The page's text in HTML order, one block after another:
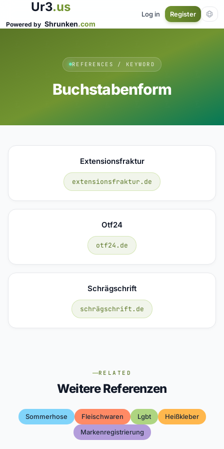
Ur3.us
Powered by Shrunken.com
Log in Register
REFERENCES / KEYWORD
Buchstabenform
Extensionsfraktur
extensionsfraktur.de
Otf24
otf24.de
Schrägschrift
schrägschrift.de
RELATED
Weitere Referenzen
Sommerhose Fleischwaren Lgbt
Heißkleber
Markenregistrierung